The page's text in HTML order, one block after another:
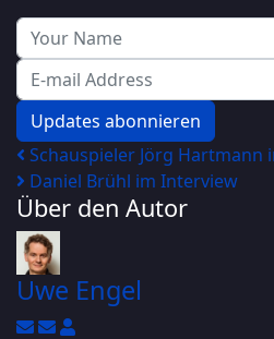
Your Name
E-mail Address
Updates abonnieren
Schauspieler Jörg Hartmann
Daniel Brühl im Interview
Über den Autor
Uwe Engel
Updates abonnieren
Abo von Updates dieses
Uwe Engel